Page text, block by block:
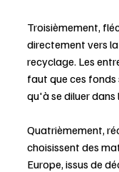
Troisièmement,
directement vers
recyclage. Les
faut que ces
qu'à se diluer
Quatrièmement,
choisissent des
Europe, issus de